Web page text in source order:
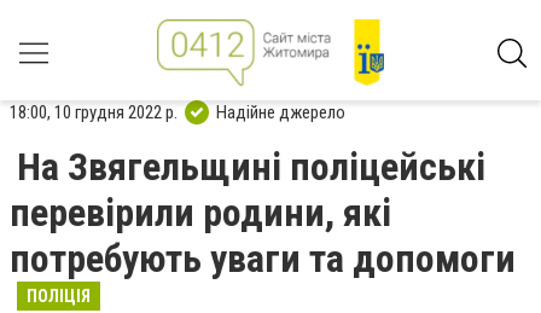
18:00, 10 грудня 2022 р. Надійне джерело
На Звягельщині поліцейські
перевірили родини, які
потребують уваги та допомоги
ПОЛІЦІЯ